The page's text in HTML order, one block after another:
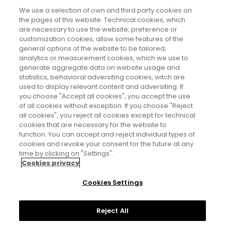
En el año 2005 fue nombrada Vicedirectora de
Investigación Básica del CNIO y en junio de 2011 fue
nombrada Directora del CNIO.
https://www.cnio.es/
Aviso legal
Política de cookies
We use a selection of own and third party cookies on
the pages of this website: Technical cookies, which
are necessary to use the website; preference or
customization cookies, allow some features of the
general options of the website to be tailored;
analytics or measurement cookies, which we use to
generate aggregate data on website usage and
statistics, behavioral adversiting cookies, witch are
used to display relevant content and adversiting. If
you choose "Accept all cookies", you accept the use
of all cookies without exception. If you choose "Reject
all cookies", you reject all cookies except for technical
cookies that are necessary for the website to
function. You can accept and reject individual types of
cookies and revoke your consent for the future at any
time by clicking on "Settings".
Cookies privacy
Cookies Settings
Reject All